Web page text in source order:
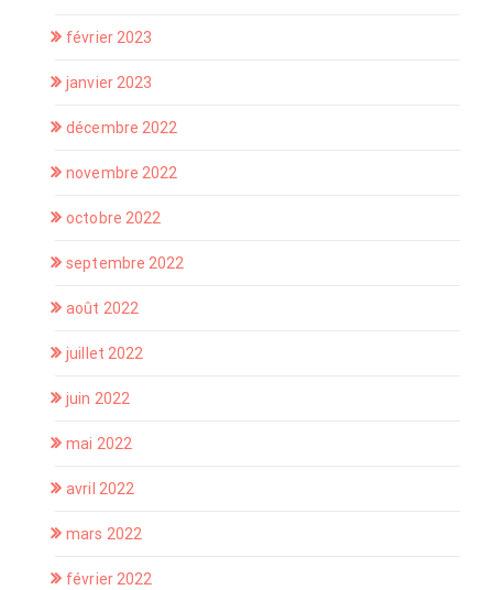
février 2023
janvier 2023
décembre 2022
novembre 2022
octobre 2022
septembre 2022
août 2022
juillet 2022
juin 2022
mai 2022
avril 2022
mars 2022
février 2022